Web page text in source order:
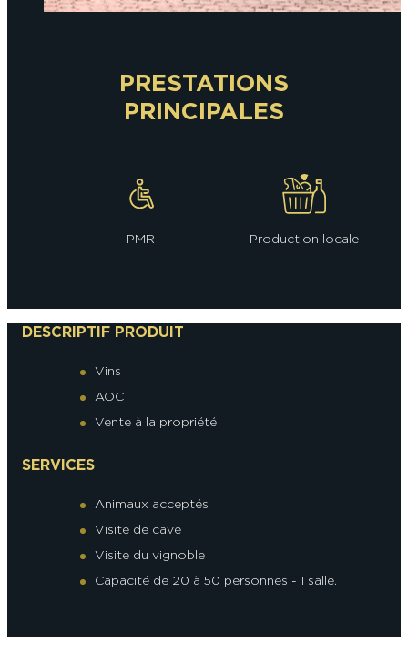
PRESTATIONS
PRINCIPALES
PMR Production locale
DESCRIPTIF PRODUIT
Vins
AOC
Vente à la propriété
SERVICES
Animaux acceptés
Visite de cave
Visite du vignoble
Capacité de 20 à 50 personnes - 1 salle.